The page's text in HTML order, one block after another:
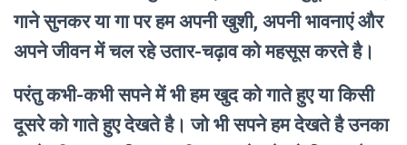
गाने सुनकर या गा पर हम अपनी खुशी, अपनी भावनाएं और
अपने जीवन में चल रहे उतार-चढ़ाव को महसूस करते है।
परंतु कभी-कभी सपने में भी हम खुद को गाते हुए या किसी
दूसरे को गाते हुए देखते है। जो भी सपने हम देखते है उनका